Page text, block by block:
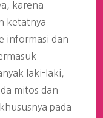
karena
ketatnya
informasi dan
laki-laki,
mitos dan
pada